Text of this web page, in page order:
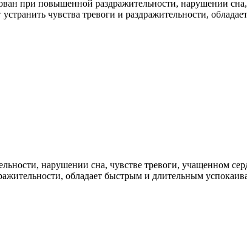
при повышенной раздражительности, нарушении
чувства тревоги и раздражительности,
нарушении сна, чувстве тревоги, учащенном
обладает быстрым и длительным